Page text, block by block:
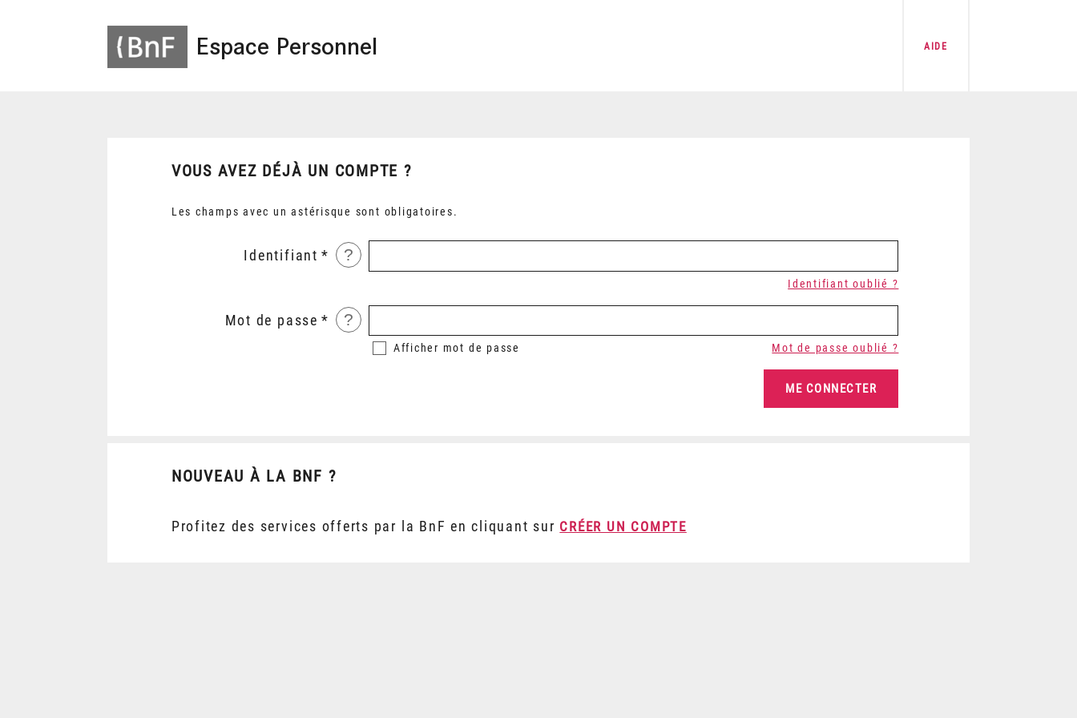
Espace Personnel AIDE
VOUS AVEZ DÉJÀ UN COMPTE ?
Les champs avec un astérisque sont obligatoires.
Identifiant ?
Identifiant oublié ?
Mot de passe ?
Afficher mot de passe Mot de passe oublié ?
NOUVEAU À LA BNF ?
Profitez des services offerts par la BnF en cliquant sur CRÉER UN COMPTE